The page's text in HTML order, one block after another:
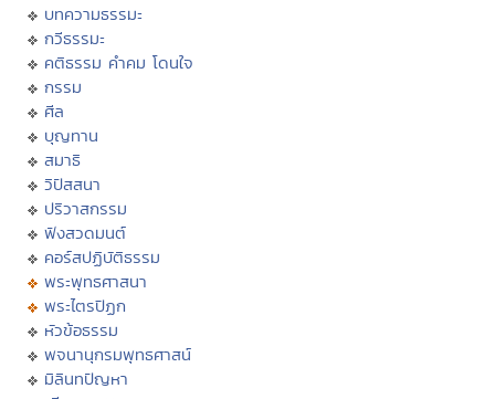
บทความธรรมะ
กวีธรรมะ
คติธรรม คำคม โดนใจ
กรรม
ศีล
บุญทาน
สมาธิ
วิปัสสนา
ปริวาสกรรม
ฟังสวดมนต์
คอร์สปฏิบัติธรรม
พระพุทธศาสนา
พระไตรปิฏก
หัวข้อธรรม
พจนานุกรมพุทธศาสน์
มิลินทปัญหา